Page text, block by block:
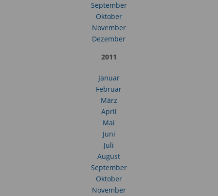
September
Oktober
November
Dezember
2011
Januar
Februar
März
April
Mai
Juni
Juli
August
September
Oktober
November